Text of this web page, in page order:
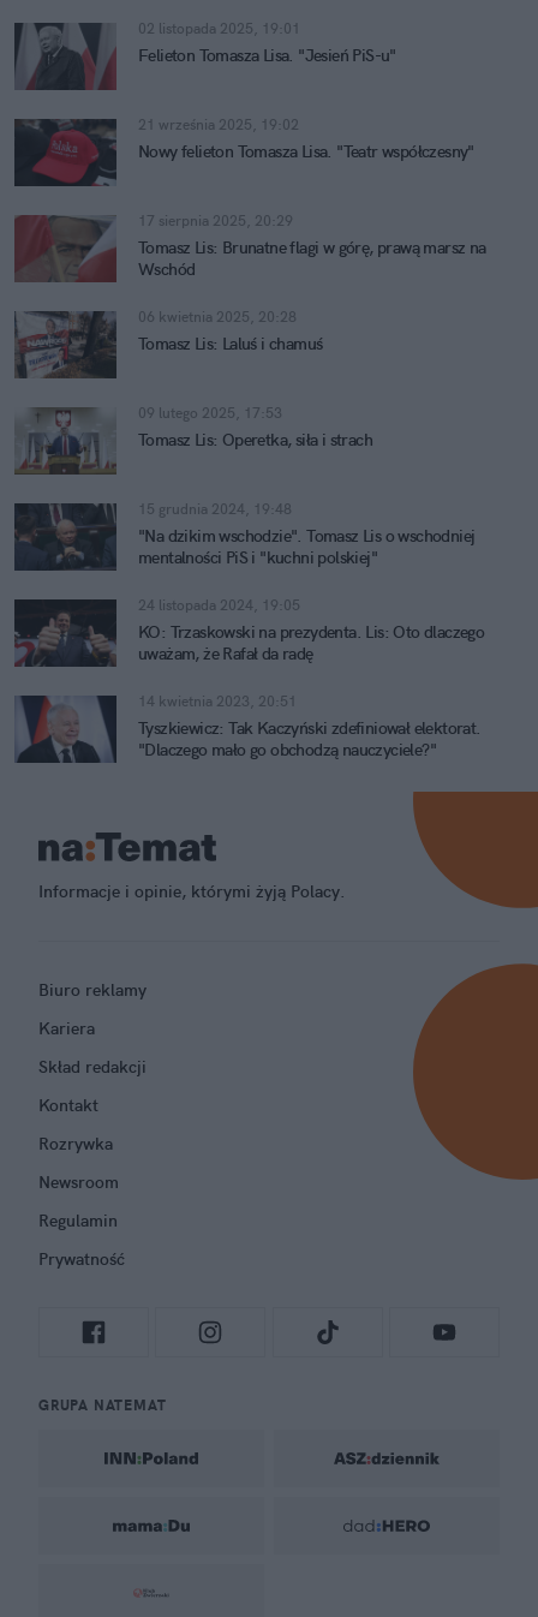
02 listopada 2025, 19:01
Felieton Tomasza Lisa. "Jesień PiS-u"
21 września 2025, 19:02
Nowy felieton Tomasza Lisa. "Teatr współczesny"
17 sierpnia 2025, 20:29
Tomasz Lis: Brunatne flagi w górę, prawą marsz na
Wschód
06 kwietnia 2025, 20:28
Tomasz Lis: Laluś i chamuś
09 lutego 2025, 17:53
Tomasz Lis: Operetka, siła i strach
15 grudnia 2024, 19:48
"Na dzikim wschodzie". Tomasz Lis o wschodniej
mentalności PiS i "kuchni polskiej"
24 listopada 2024, 19:05
KO: Trzaskowski na prezydenta. Lis: Oto dlaczego
uważam, że Rafał da radę
14 kwietnia 2023, 20:51
Tyszkiewicz: Tak Kaczyński zdefiniował elektorat.
"Dlaczego mało go obchodzą nauczyciele?"
Informacje i opinie, którymi żyją Polacy.
Biuro reklamy
Kariera
Skład redakcji
Kontakt
Rozrywka
Newsroom
Regulamin
Prywatność
GRUPA NATEMAT